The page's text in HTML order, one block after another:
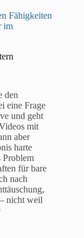
Fähigkeiten
im
den
eine Frage
und geht
mit
aber
harte
Problem
für bare
nach
nicht weil